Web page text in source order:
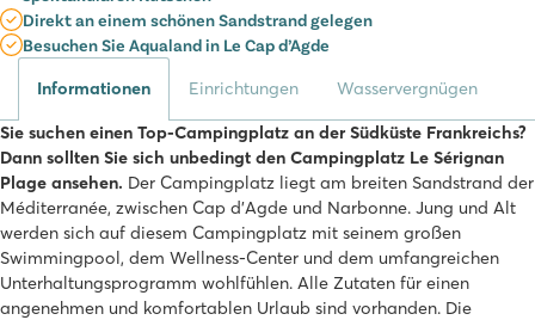
Direkt an einem schönen Sandstrand gelegen
Besuchen Sie Aqualand in Le Cap d’Agde
Informationen Einrichtungen Wasservergnügen
Sie suchen einen Top-Campingplatz an der Südküste Frankreichs?
Dann sollten Sie sich unbedingt den Campingplatz Le Sérignan
Plage ansehen. Der Campingplatz liegt am breiten Sandstrand der
Méditerranée, zwischen Cap d'Agde und Narbonne. Jung und Alt
werden sich auf diesem Campingplatz mit seinem großen
Swimmingpool, dem Wellness-Center und dem umfangreichen
Unterhaltungsprogramm wohlfühlen. Alle Zutaten für einen
angenehmen und komfortablen Urlaub sind vorhanden. Die